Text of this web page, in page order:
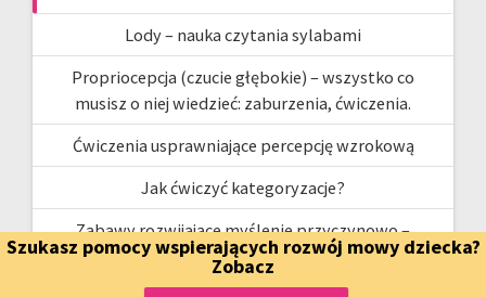
Lody – nauka czytania sylabami
Propriocepcja (czucie głębokie) – wszystko co
musisz o niej wiedzieć: zaburzenia, ćwiczenia.
Ćwiczenia usprawniające percepcję wzrokową
Jak ćwiczyć kategoryzacje?
Zabawy rozwijające myślenie przyczynowo –
skutkowe
Szukasz pomocy wspierających rozwój mowy dziecka?
Zobacz